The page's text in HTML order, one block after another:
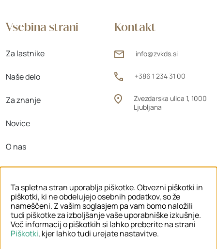
Kontakt
info@zvkds.si
+386 1 234 31 00
Zvezdarska ulica 1, 1000
Ljubljana
Vsebina strani
Za lastnike
Naše delo
Za znanje
Novice
O nas
Območne enote
© 2026 ZVKDS
PRAVNO OBVESTILO
Ta spletna stran uporablja piškotke. Obvezni piškotki in
piškotki, ki ne obdelujejo osebnih podatkov, so že
nameščeni. Z vašim soglasjem pa vam bomo naložili
tudi piškotke za izboljšanje vaše uporabniške izkušnje.
Več informacij o piškotkih si lahko preberite na strani
Piškotki, kjer lahko tudi urejate nastavitve.